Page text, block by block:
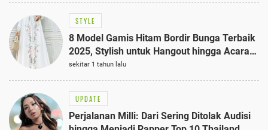
STYLE
8 Model Gamis Hitam Bordir Bunga Terbaik
2025, Stylish untuk Hangout hingga Acara
Semi-Formal
sekitar 1 tahun lalu
UPDATE
Perjalanan Milli: Dari Sering Ditolak Audisi